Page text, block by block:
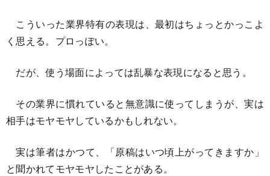
こういった業界特有の表現は、最初はちょっとかっこよ
く思える。プロっぽい。
だが、使う場面によっては乱暴な表現になると思う。
その業界に慣れていると無意識に使ってしまうが、実は
相手はモヤモヤしているかもしれない。
実は筆者はかつて、「原稿はいつ頃上がってきますか」
と聞かれてモヤモヤしたことがある。